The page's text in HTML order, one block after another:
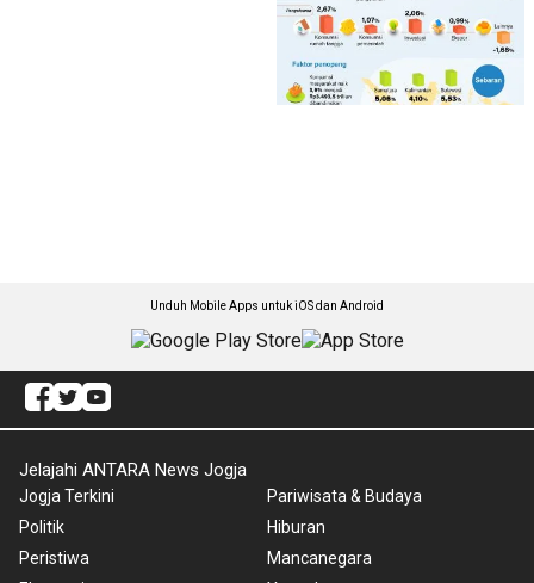
Unduh Mobile Apps untuk iOS dan Android
Jelajahi ANTARA News Jogja
Jogja Terkini
Politik
Peristiwa
Pariwisata & Budaya
Hiburan
Mancanegara